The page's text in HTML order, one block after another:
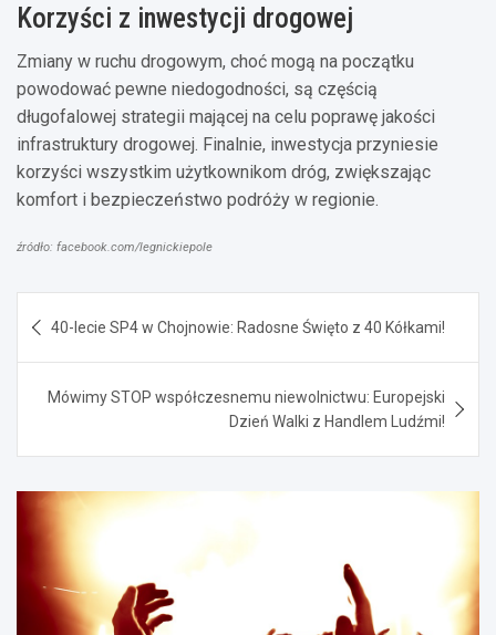
Korzyści z inwestycji drogowej
Zmiany w ruchu drogowym, choć mogą na początku
powodować pewne niedogodności, są częścią
długofalowej strategii mającej na celu poprawę jakości
infrastruktury drogowej. Finalnie, inwestycja przyniesie
korzyści wszystkim użytkownikom dróg, zwiększając
komfort i bezpieczeństwo podróży w regionie.
źródło: facebook.com/legnickiepole
wpisu
40-lecie SP4 w Chojnowie: Radosne Święto z 40 Kółkami!
Mówimy STOP współczesnemu niewolnictwu: Europejski
Dzień Walki z Handlem Ludźmi!